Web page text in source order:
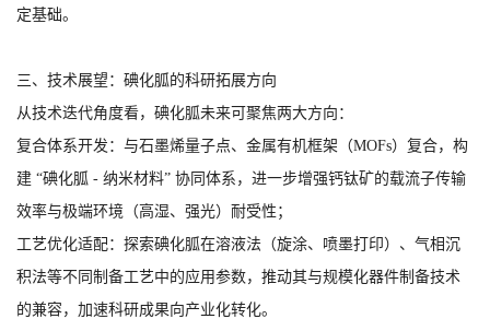
定基础。
三、技术展望：碘化胍的科研拓展方向
从技术迭代角度看，碘化胍未来可聚焦两大方向：
复合体系开发：与石墨烯量子点、金属有机框架（MOFs）复合，构
建 “碘化胍 - 纳米材料” 协同体系，进一步增强钙钛矿的载流子传输
效率与极端环境（高湿、强光）耐受性；
工艺优化适配：探索碘化胍在溶液法（旋涂、喷墨打印）、气相沉
积法等不同制备工艺中的应用参数，推动其与规模化器件制备技术
的兼容，加速科研成果向产业化转化。